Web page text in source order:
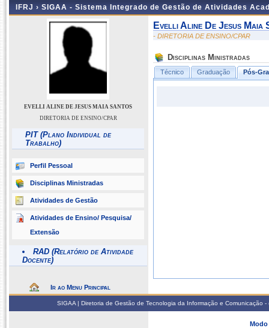
IFRJ › SIGAA - Sistema Integrado de Gestão de Atividades
EVELLI ALINE DE JESUS MAIA SANTOS
DIRETORIA DE ENSINO/CPAR
PIT (Plano Individual de
Trabalho)
Perfil Pessoal
Disciplinas Ministradas
Atividades de Gestão
Atividades de Ensino/ Pesquisa/
Extensão
RAD (Relatório de Atividade
Docente)
Ir ao Menu Principal
Evelli Aline De Jesus Maia
- DIRETORIA DE ENSINO/CPAR
Disciplinas Ministradas
Técnico Graduação Pós-
SIGAA | Diretoria de Gestão de Tecnologia da Informação e
Modo